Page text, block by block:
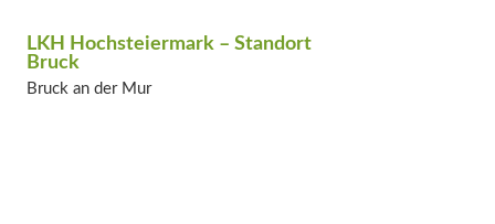
LKH Hochsteiermark – Standort
Bruck
Bruck an der Mur